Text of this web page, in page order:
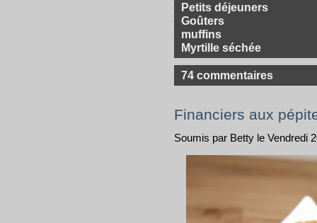
Petits déjeuners
Goûters
muffins
Myrtille séchée
74 commentaires
Financiers aux
Soumis par Betty le Vendredi